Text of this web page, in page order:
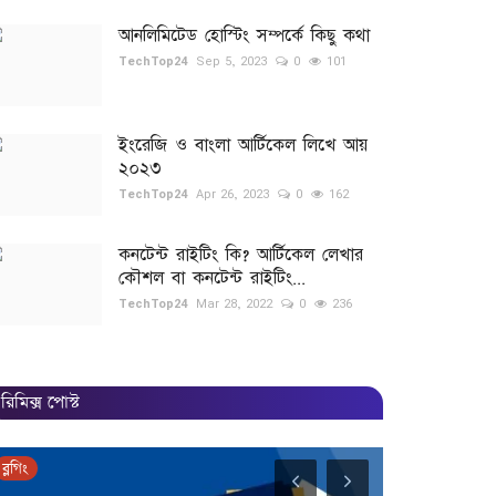
আনলিমিটেড হোস্টিং সম্পর্কে কিছু কথা
TechTop24 Sep 5, 2023 0 101
ইংরেজি ও বাংলা আর্টিকেল লিখে আয়
২০২৩
TechTop24 Apr 26, 2023 0 162
কনটেন্ট রাইটিং কি? আর্টিকেল লেখার
কৌশল বা কনটেন্ট রাইটিং...
TechTop24 Mar 28, 2022 0 236
রিমিক্স পোস্ট
ব্লগিং